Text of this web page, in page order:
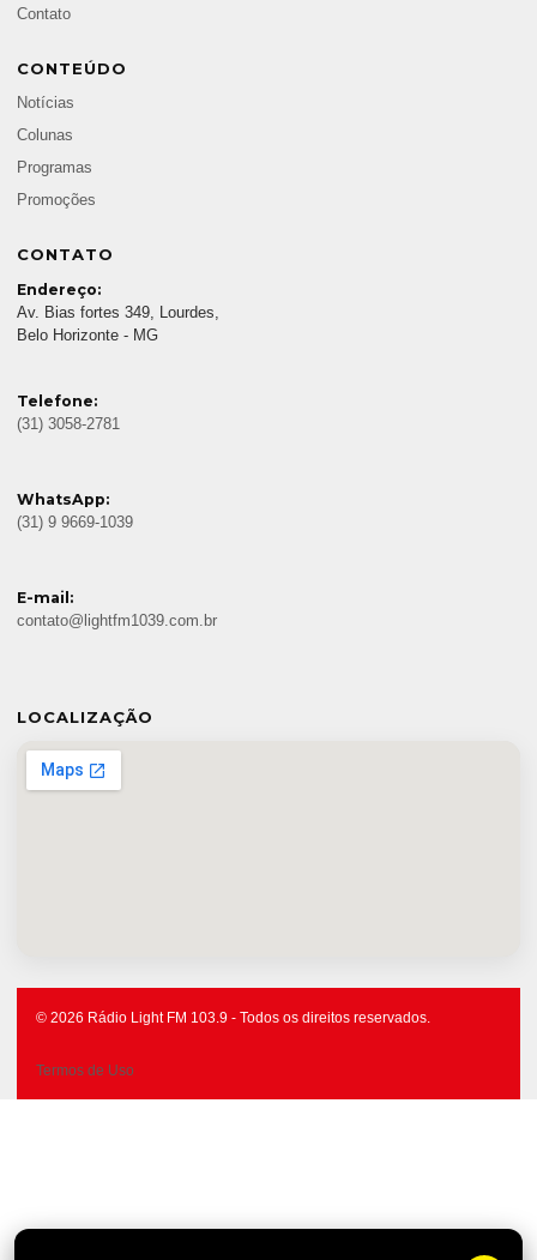
Contato
CONTEÚDO
Notícias
Colunas
Programas
Promoções
CONTATO
Endereço:
Av. Bias fortes 349, Lourdes,
Belo Horizonte - MG
Telefone:
(31) 3058-2781
WhatsApp:
(31) 9 9669-1039
E-mail:
contato@lightfm1039.com.br
LOCALIZAÇÃO
© 2026 Rádio Light FM 103.9 - Todos os direitos reservados.
Termos de Uso